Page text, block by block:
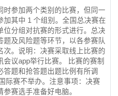
时参加两个类别的比赛，但同一
加其中 1 个组别。全国总决赛在
位分组对抗赛的形式进行。总决
题及风险题等环节，以各参赛队
次。说明：决赛采取线上比赛的
会议app举行比赛。 比赛的赛制
答题和抢答题出题比例有所调
际赛不举办。注意事项：决赛
赛选手准备好电脑。